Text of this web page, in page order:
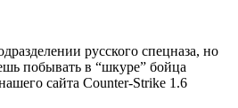
русского спецназа, но
побывать в “шкуре” бойца
сайта Counter-Strike 1.6